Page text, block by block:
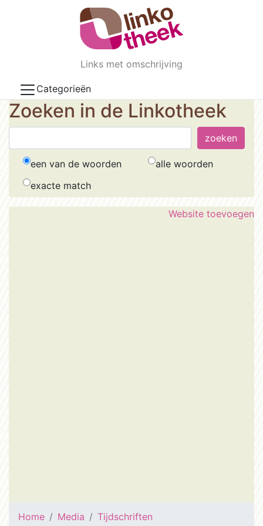
Skip to main content
Links met omschrijving
Categorieën
Zoeken in de Linkotheek
een van de woorden
alle woorden
exacte match
Website toevoegen
Home Media
Tijdschriften